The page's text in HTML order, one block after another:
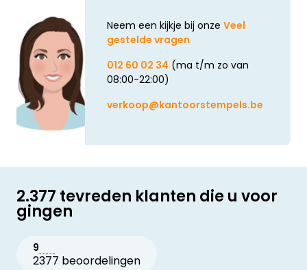
Neem een kijkje bij onze Veel
gestelde vragen
012 60 02 34 (ma t/m zo van
08:00-22:00)
verkoop@kantoorstempels.be
2.377 tevreden klanten die u voor
gingen
9
2377 beoordelingen